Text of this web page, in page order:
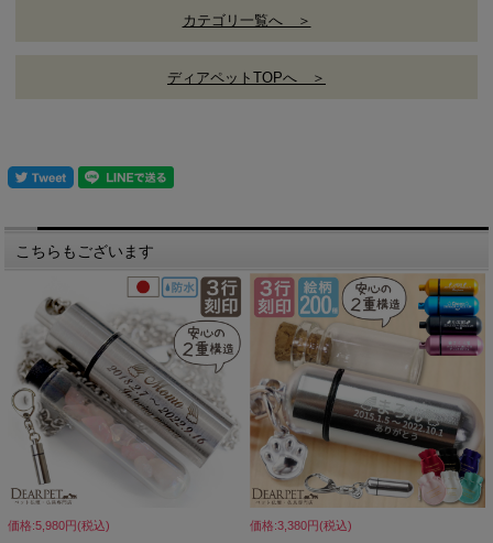
カテゴリ一覧へ ＞
ディアペットTOPへ ＞
こちらもございます
価格:5,980円(税込) 価格:3,380円(税込)